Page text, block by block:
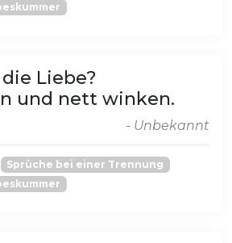
Liebe?
und nett winken.
- Unbekannt
Sprüche bei einer Trennung